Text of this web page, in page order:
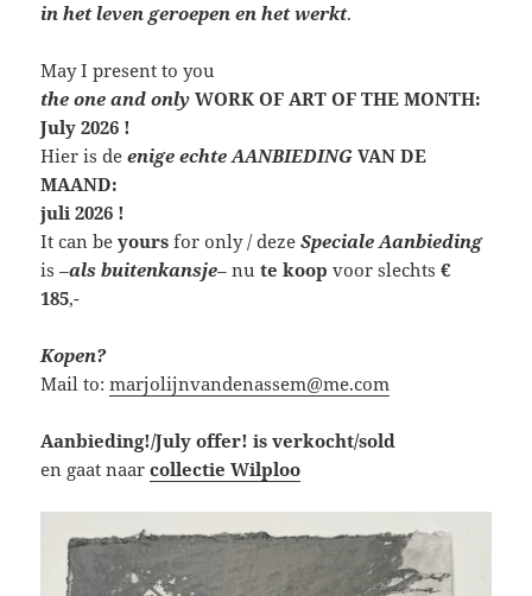
in het leven geroepen en het werkt.
May I present to you
the one and onlyWORK OF ART OF THE MONTH:
July 2026 !
Hier is deenige echte AANBIEDING VAN DE
MAAND:
juli 2026 !
It can beyours for only / dezeSpeciale Aanbieding
is–als buitenkansje–nute koopvoor slechts€
185,-
Kopen?
Mail to:marjolijnvandenassem@me.com
Aanbieding!/July offer! is verkocht/sold
en gaat naarcollectie Wilploo